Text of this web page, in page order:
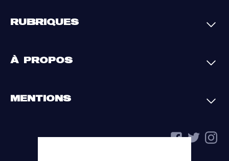
RUBRIQUES
Par région
À PROPOS
MENTIONS
Conditions générales